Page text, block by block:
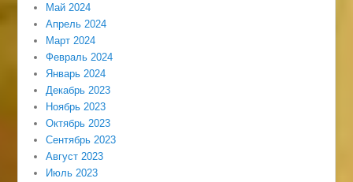
Май 2024
Апрель 2024
Март 2024
Февраль 2024
Январь 2024
Декабрь 2023
Ноябрь 2023
Октябрь 2023
Сентябрь 2023
Август 2023
Июль 2023